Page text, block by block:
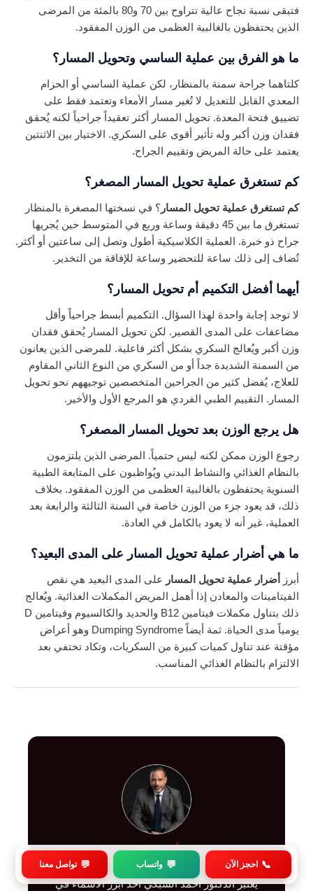
📞 احجز الآن 💬 واتساب 💬 تواصل معنا
فتبقى نسبة نجاح عالية تتراوح بين 70 و80 بالمئة من المرضى
الذين يحتفظون بالغالبية العظمى من الوزن المفقود.
ما هو الفرق بين عملية الساسي وتحويل المسار؟
كلتاهما جراحة سمنة بالمنظار، لكن عملية الساسي أو الحزام
المعدي القابل للتعديل لا تُغير مسار الأمعاء وتعتمد فقط على
تضييق فتحة المعدة. تحويل المسار أكثر تعقيداً جراحياً لكنه يُحقق
فقدان وزن أكبر وله تأثير أقوى على السكري. الاختيار بين الاثنتين
يعتمد على حالة المريض وتقييم الجراح.
كم تستغرق عملية تحويل المسار المصغر؟
كم تستغرق عملية تحويل المسار ؟ في نسختها المصغرة بالمنظار
تستغرق ما بين 45 دقيقة وساعة وربع في المتوسط حين يُجريها
جراح ذو خبرة. العملية الكلاسيكية أطول وتصل إلى ساعتين أو أكثر.
تُضاف إلى ذلك ساعة للتحضير وساعة للإفاقة من التخدير.
أيهما أفضل التكميم أم تحويل المسار؟
لا توجد إجابة واحدة لهذا السؤال. التكميم أبسط جراحياً وأقل
مضاعفات على المدى القصير. لكن تحويل المسار يُحقق فقدان
وزن أكبر ويُعالج السكري بشكل أكثر فاعلية. للمرضى الذين يعانون
من السمنة الشديدة جداً أو من السكري من النوع الثاني المقاوم
للعلاج، يُفضل كثير من الجراحين المتخصصين توجيههم نحو تحويل
المسار. التقييم الطبي الفردي هو المرجع الأول والأخير.
هل يرجع الوزن بعد تحويل المسار المصغر؟
رجوع الوزن ممكن لكنه ليس حتمياً. المرضى الذين يلتزمون
بالنظام الغذائي والنشاط البدني ويُواظبون على المتابعة الطبية
السنوية يحتفظون بالغالبية العظمى من الوزن المفقود. بخلاف
ذلك، قد يعود جزء من الوزن خاصة في السنة الثالثة والرابعة بعد
العملية، غير أنه لا يعود بالكامل في العادة.
ما هي أضرار عملية تحويل المسار على المدى البعيد؟
أبرز أضرار عملية تحويل المسار على المدى البعيد هي نقص
الفيتامينات والمعادن إذا أهمل المريض المكملات الغذائية. ويُعالج
ذلك بتناول مكملات فيتامين B12 والحديد والكالسيوم وفيتامين D
يومياً مدى الحياة. ثمة أيضاً Dumping Syndrome وهو أعراض
مؤقتة عند تناول كميات كبيرة من السكريات، وتكاد تختفي بعد
الالتزام بالنظام الغذائي المناسب.
دكتور أحمد السبكي
يعتبر الدكتور أحمد السبكي أحد أبرز الأسماء في